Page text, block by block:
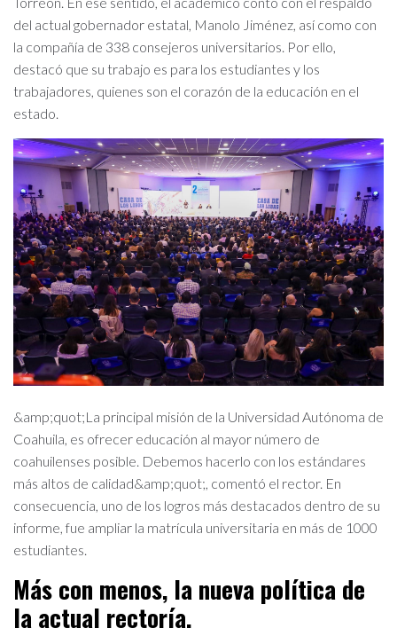
del actual gobernador estatal, Manolo Jiménez, así como con
la compañía de 338 consejeros universitarios. Por ello,
destacó que su trabajo es para los estudiantes y los
trabajadores, quienes son el corazón de la educación en el
estado.
&amp;quot;La principal misión de la Universidad Autónoma de
Coahuila, es ofrecer educación al mayor número de
coahuilenses posible. Debemos hacerlo con los estándares
más altos de calidad&amp;quot;, comentó el rector. En
consecuencia, uno de los logros más destacados dentro de su
informe, fue ampliar la matrícula universitaria en más de 1000
estudiantes.
Más con menos, la nueva política de
la actual rectoría.